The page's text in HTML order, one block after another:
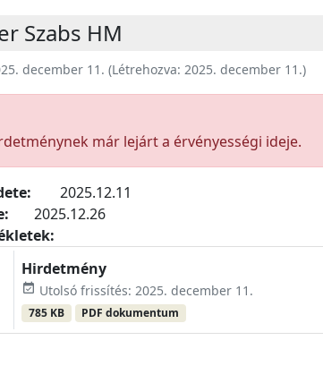
Szabs HM
december 11. (Létrehozva: 2025. december 11.)
már lejárt a érvényességi ideje.
2025.12.11
2025.12.26
Hirdetmény
event_available Utolsó frissítés: 2025. december 11.
785 KB PDF dokumentum